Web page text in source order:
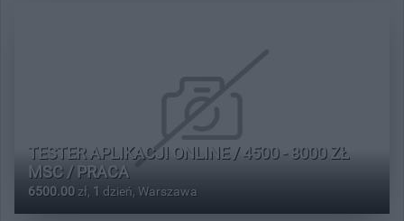
TESTER APLIKACJI ONLINE / 4500 - 8000 ZŁ
MSC / PRACA
6500.00 zł, 1 dzień, Warszawa